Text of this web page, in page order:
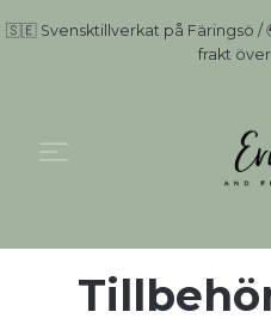
🇸🇪 Svensktillverkat på Färingsö /
frakt